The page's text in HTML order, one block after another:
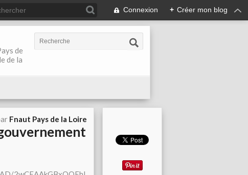
Connexion + Créer mon blog
de
de la
Fnaut Pays de la Loire